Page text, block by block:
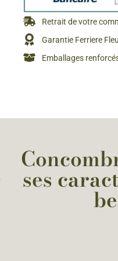
Retrait de votre
Garantie Ferriere
Emballages
ses